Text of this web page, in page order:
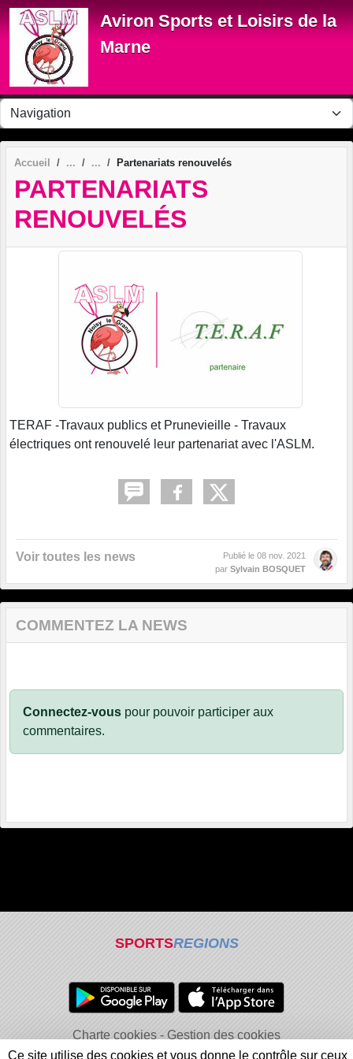
Aviron Sports et Loisirs de la
Marne
Accueil Partenariats renouvelés
PARTENARIATS
RENOUVELÉS
TERAF -Travaux publics et Prunevieille - Travaux
électriques ont renouvelé leur partenariat avec l'ASLM.
Voir toutes les news Publié le 08 nov. 2021
par Sylvain BOSQUET
COMMENTEZ LA NEWS
Connectez-vous pour pouvoir participer aux
commentaires.
SPORTSREGIONS
Charte cookies
Gestion des cookies
Informations légales
Signaler un contenu inapproprié
Panneau de gestion des cookies
Ce site utilise des cookies et vous donne le contrôle sur ceux